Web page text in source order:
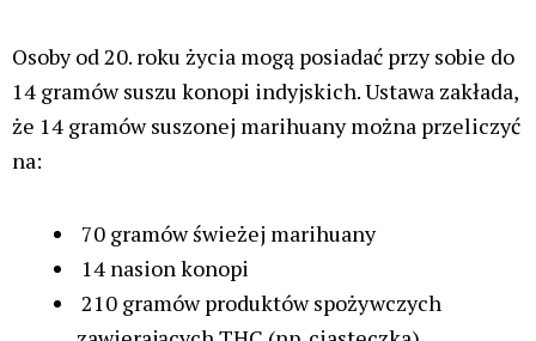
Osoby od 20. roku życia mogą posiadać przy sobie do
14 gramów suszu konopi indyjskich. Ustawa zakłada,
że 14 gramów suszonej marihuany można przeliczyć
na:
70 gramów świeżej marihuany
14 nasion konopi
210 gramów produktów spożywczych